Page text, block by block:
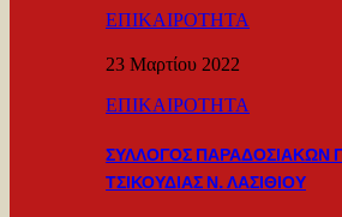
ΕΠΙΚΑΙΡΟΤΗΤΑ
23 Μαρτίου 2022
ΕΠΙΚΑΙΡΟΤΗΤΑ
ΣΥΛΛΟΓΟΣ ΠΑΡΑΔΟΣΙΑΚΩΝ
ΤΣΙΚΟΥΔΙΑΣ Ν. ΛΑΣΙΘΙΟΥ